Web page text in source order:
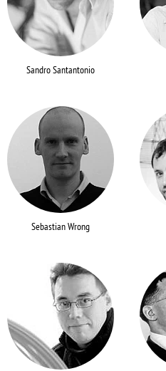
Sandro Santantonio
Sebastian Wrong